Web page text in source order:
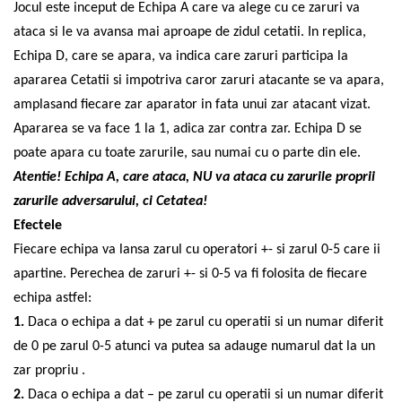
Jocul este inceput de Echipa A care va alege cu ce zaruri va
ataca si le va avansa mai aproape de zidul cetatii. In replica,
Echipa D, care se apara, va indica care zaruri participa la
apararea Cetatii si impotriva caror zaruri atacante se va apara,
amplasand fiecare zar aparator in fata unui zar atacant vizat.
Apararea se va face 1 la 1, adica zar contra zar. Echipa D se
poate apara cu toate zarurile, sau numai cu o parte din ele.
Atentie! Echipa A, care ataca, NU va ataca cu zarurile proprii
zarurile adversarului, ci Cetatea!
Efectele
Fiecare echipa va lansa zarul cu operatori +- si zarul 0-5 care ii
apartine. Perechea de zaruri +- si 0-5 va fi folosita de fiecare
echipa astfel:
1. Daca o echipa a dat + pe zarul cu operatii si un numar diferit
de 0 pe zarul 0-5 atunci va putea sa adauge numarul dat la un
zar propriu .
2. Daca o echipa a dat – pe zarul cu operatii si un numar diferit